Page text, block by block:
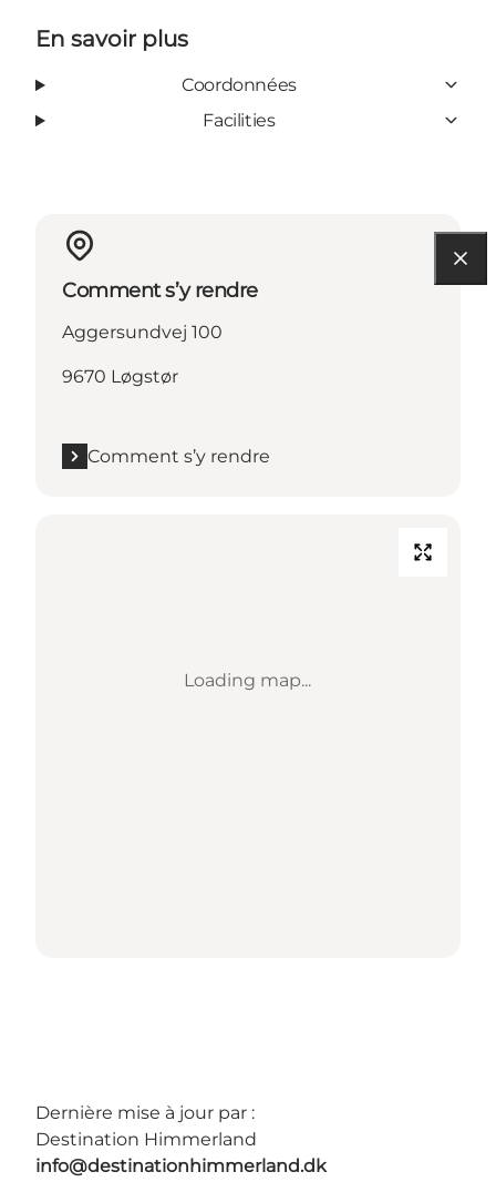
En savoir plus
Coordonnées
Facilities
Comment s’y rendre
Aggersundvej 100
9670 Løgstør
Comment s’y rendre
Loading map...
Dernière mise à jour par :
Destination Himmerland
info@destinationhimmerland.dk